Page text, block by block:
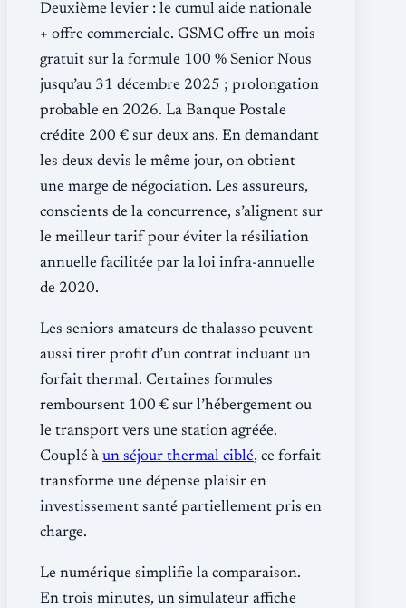
Deuxième levier : le cumul aide nationale
+ offre commerciale. GSMC offre un mois
gratuit sur la formule 100 % Senior Nous
jusqu’au 31 décembre 2025 ; prolongation
probable en 2026. La Banque Postale
crédite 200 € sur deux ans. En demandant
les deux devis le même jour, on obtient
une marge de négociation. Les assureurs,
conscients de la concurrence, s’alignent sur
le meilleur tarif pour éviter la résiliation
annuelle facilitée par la loi infra-annuelle
de 2020.
Les seniors amateurs de thalasso peuvent
aussi tirer profit d’un contrat incluant un
forfait thermal. Certaines formules
remboursent 100 € sur l’hébergement ou
le transport vers une station agréée.
Couplé à un séjour thermal ciblé, ce forfait
transforme une dépense plaisir en
investissement santé partiellement pris en
charge.
Le numérique simplifie la comparaison.
En trois minutes, un simulateur affiche